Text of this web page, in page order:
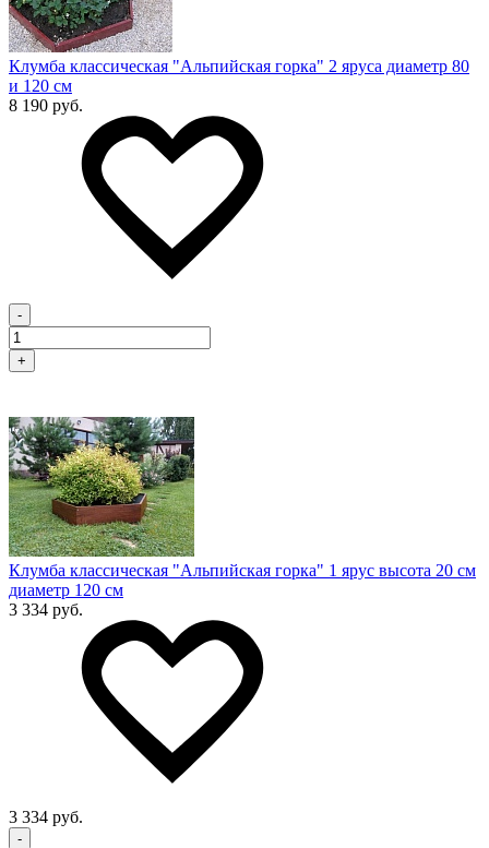
Клумба классическая "Альпийская горка" 2 яруса диаметр 80
и 120 см
8 190 руб.
-
+
Клумба классическая "Альпийская горка" 1 ярус высота 20 см
диаметр 120 см
3 334 руб.
3 334 руб.
-